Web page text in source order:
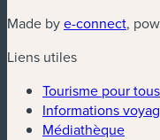
Made bye-connect,
Liens utiles
Tourisme pour tous
Informations
Médiathèque